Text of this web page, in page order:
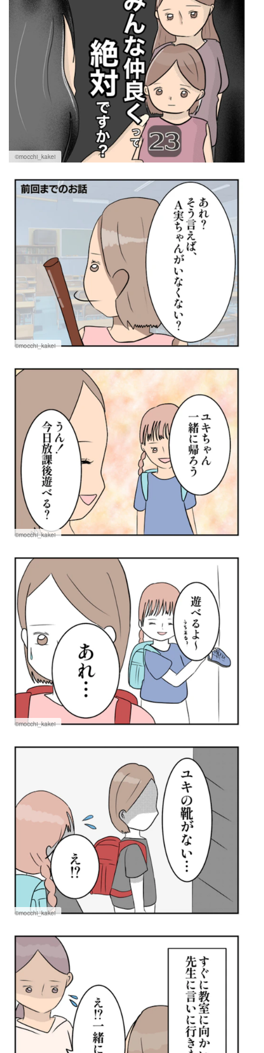
©mocchi_kakei
©mocchi_kakei
©mocchi_kakei
©mocchi_kakei
©mocchi_kakei